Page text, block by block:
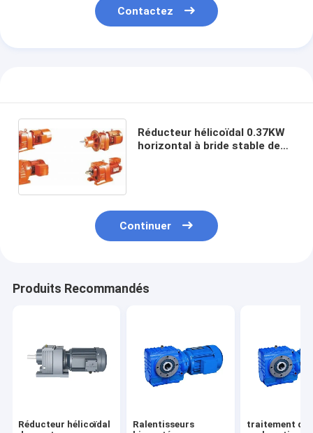
Contactez
Réducteur hélicoïdal 0.37KW
horizontal à bride stable de
Continuer
Produits Recommandés
Réducteur hélicoïdal
Ralentisseurs
traitement de